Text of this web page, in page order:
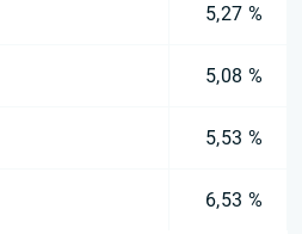
5,27 %
5,08 %
5,53 %
6,53 %